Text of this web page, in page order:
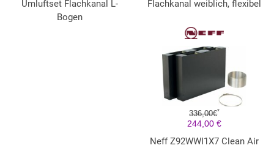
Umluftset Flachkanal L-
Bogen
Flachkanal weiblich, flexibel
336,00€*
244,00 €
Neff Z92WWI1X7 Clean Air